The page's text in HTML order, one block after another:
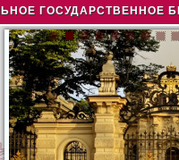
ГОСУДАРСТВЕННОЕ